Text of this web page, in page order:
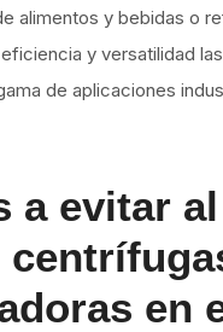
alimentos y bebidas o
y versatilidad
de aplicaciones
a evitar al
en